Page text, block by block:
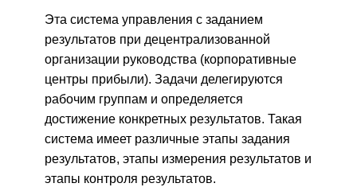
Эта система управления с заданием
результатов при децентрализованной
организации руководства (корпоративные
центры прибыли). Задачи делегируются
рабочим группам и определяется
достижение конкретных результатов. Такая
система имеет различные этапы задания
результатов, этапы измерения результатов и
этапы контроля результатов.